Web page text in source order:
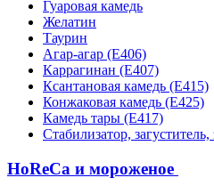
Гуаровая камедь
Желатин
Таурин
Агар-агар (Е406)
Каррагинан (Е407)
Ксантановая камедь (Е415)
Конжаковая камедь (Е425)
Камедь тары (Е417)
Стабилизатор,
HoReCa и мороженое